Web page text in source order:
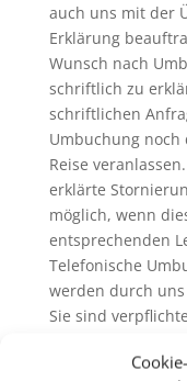
auch uns mit der
Erklärung
Wunsch nach
schriftlich zu
schriftlichen
Umbuchung
Reise
erklärte
möglich, wenn
entsprechenden
Telefonische
werden durch
Sie sind
unverzüglich